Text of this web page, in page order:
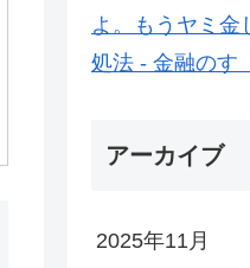
よ。もうヤミ金
処法 - 金融のす
アーカイブ
2025年11月